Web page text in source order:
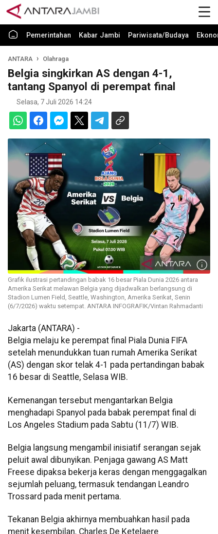
Pemerintahan Kabar Jambi Pariwisata/Budaya
ANTARA Olahraga
Belgia singkirkan AS dengan 4-1,
tantang Spanyol di perempat final
Selasa, 7 Juli 2026 14:24
Grafik ilustrasi pertandingan babak 16 besar Piala Dunia 2026 antara
Amerika Serikat melawan Belgia yang dijadwalkan berlangsung di
Stadion Lumen Field, Seattle, Washington, Amerika Serikat, Senin
(6/7/2026) waktu setempat. ANTARA INFOGRAFIK/Vintan Rahmadanti
Jakarta (ANTARA) -
Belgia melaju ke perempat final Piala Dunia FIFA
setelah menundukkan tuan rumah Amerika Serikat
(AS) dengan skor telak 4-1 pada pertandingan babak
16 besar di Seattle, Selasa WIB.
Kemenangan tersebut mengantarkan Belgia
menghadapi Spanyol pada babak perempat final di
Los Angeles Stadium pada Sabtu (11/7) WIB.
Belgia langsung mengambil inisiatif serangan sejak
peluit awal dibunyikan. Penjaga gawang AS Matt
Freese dipaksa bekerja keras dengan menggagalkan
sejumlah peluang, termasuk tendangan Leandro
Trossard pada menit pertama.
Tekanan Belgia akhirnya membuahkan hasil pada
menit kesembilan. Charles De Ketelaere